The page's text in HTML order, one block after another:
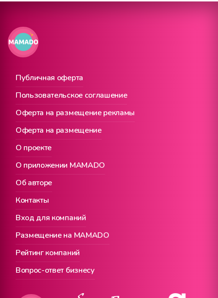
Публичная оферта
О проекте
Вход для компаний
Пользовательское соглашение
О приложении MAMADO
Размещение на MAMADO
Оферта на размещение рекламы
Об авторе
Рейтинг компаний
Оферта на размещение
Контакты
Вопрос-ответ бизнесу